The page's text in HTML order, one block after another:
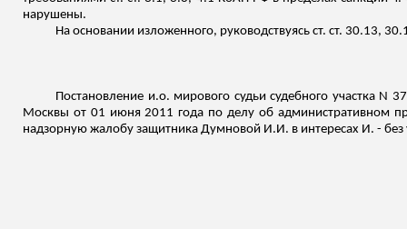
нарушены.
На основании изложенного, руководствуясь ст. ст. 30.13,
Постановление и.о. мирового судьи судебного участка N
Москвы от 01 июня 2011 года по делу об административном
надзорную жалобу защитника Думновой И.И. в интересах И. - без